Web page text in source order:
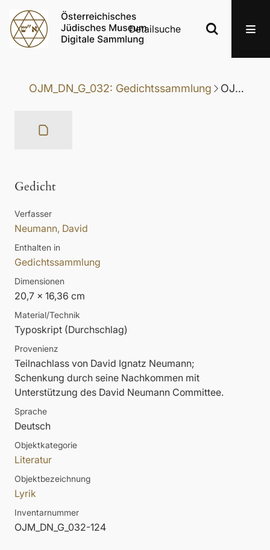
Detailsuche
OJM_DN_G_032: Gedichtssammlung OJM_DN_G_032-124: Gedicht
Gedicht
Verfasser
Neumann, David
Enthalten in
Gedichtssammlung
Dimensionen
20,7 x 16,36 cm
Material/Technik
Typoskript (Durchschlag)
Provenienz
Teilnachlass von David Ignatz Neumann;
Schenkung durch seine Nachkommen mit
Unterstützung des David Neumann Committee.
Sprache
Deutsch
Objektkategorie
Literatur
Objektbezeichnung
Lyrik
Inventarnummer
OJM_DN_G_032-124